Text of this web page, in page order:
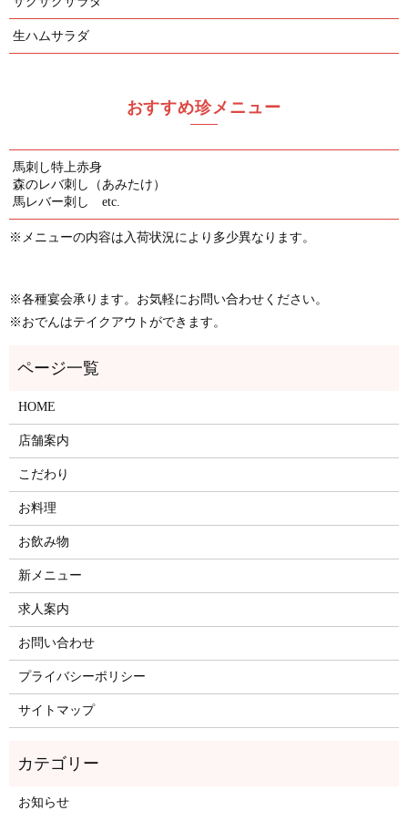
生ハムサラダ
おすすめ珍メニュー
馬刺し特上赤身
森のレバ刺し（あみたけ）
馬レバー刺し
etc.
※メニューの内容は入荷状況により多少異なります。
※各種宴会承ります。お気軽にお問い合わせください。
※おでんはテイクアウトができます。
HOME
店舗案内
こだわり
お料理
お飲み物
新メニュー
求人案内
お問い合わせ
プライバシーポリシー
サイトマップ
お知らせ